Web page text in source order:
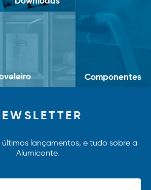
Componentes
lançamentos, e tudo sobre a
Alumiconte.